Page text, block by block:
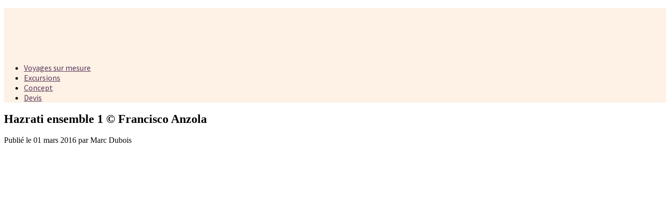
Voyages sur mesure
Excursions
Concept
Devis
Hazrati ensemble 1 © Francisco Anzola
Publié le 01 mars 2016 par Marc Dubois